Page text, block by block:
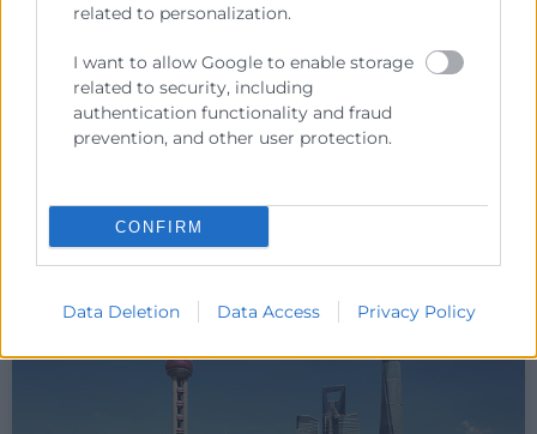
related to personalization.
I want to allow Google to enable storage
related to security, including
authentication functionality and fraud
prevention, and other user protection.
CONFIRM
Data Deletion Data Access Privacy Policy
Informe sobre situación y perspectivas del comercio
Según el informe, elaborado por Cámara Valencia, el
comercio minorista
LEER MÁS »
26 de abril de 2023